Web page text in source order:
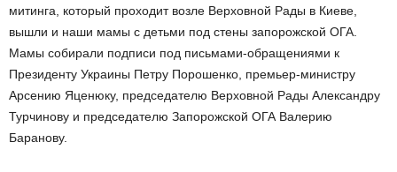
митинга, который проходит возле Верховной Рады в Киеве,
вышли и наши мамы с детьми под стены запорожской ОГА.
Мамы собирали подписи под письмами-обращениями к
Президенту Украины Петру Порошенко, премьер-министру
Арсению Яценюку, председателю Верховной Рады Александру
Турчинову и председателю Запорожской ОГА Валерию
Баранову.